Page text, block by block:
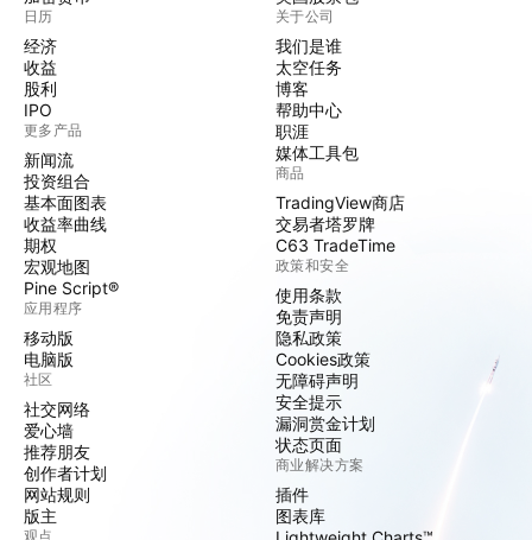
日历
经济
收益
股利
IPO
更多产品
新闻流
投资组合
基本面图表
收益率曲线
期权
宏观地图
Pine Script®
应用程序
移动版
电脑版
社区
社交网络
爱心墙
推荐朋友
创作者计划
网站规则
版主
观点
关于公司
我们是谁
太空任务
博客
帮助中心
职涯
媒体工具包
商品
TradingView商店
交易者塔罗牌
C63 TradeTime
政策和安全
使用条款
免责声明
隐私政策
Cookies政策
无障碍声明
安全提示
漏洞赏金计划
状态页面
商业解决方案
插件
图表库